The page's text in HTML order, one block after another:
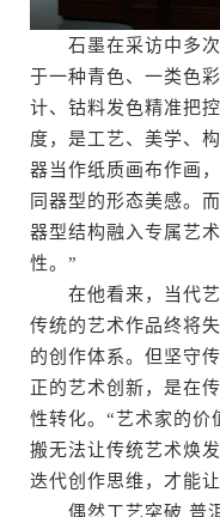
石墨在采访中多次
于一种青色、一类色
计、钴料发色精准把
度，是工艺、美学、
器当作纸质画布作画
同器型的形态美感。
器型结构融入专属艺
性。”
在他看来，当代艺
传统的艺术作品终将
的创作体系。但坚守
正的艺术创新，是在
性转化。“艺术家的价
搬无法让传统艺术焕
迭代创作思维，才能
偶然工艺突破 普洱